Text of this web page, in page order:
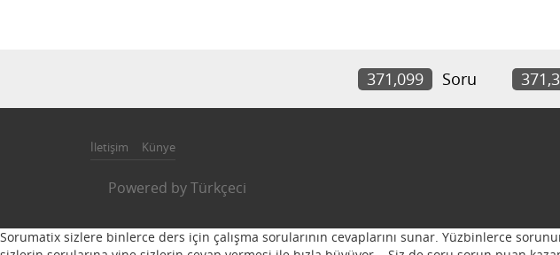
371,099 Soru
İletişim Künye
Powered byTürkçeci
Sorumatix sizlere binlerce ders için çalışma sorularının cevaplarını sunar. Yüzbinlerce